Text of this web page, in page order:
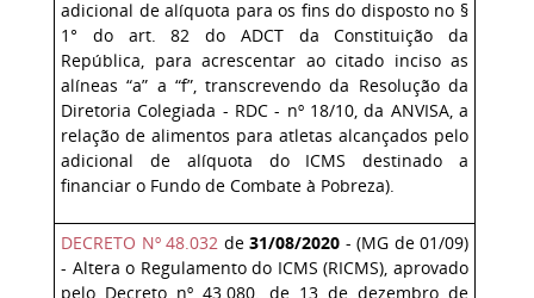
adicional de alíquota para os fins do disposto no §
1° do art. 82 do ADCT da Constituição da
República, para acrescentar ao citado inciso as
alíneas “a” a “f”, transcrevendo da Resolução da
Diretoria Colegiada - RDC - nº 18/10, da ANVISA, a
relação de alimentos para atletas alcançados pelo
adicional de alíquota do ICMS destinado a
financiar o Fundo de Combate à Pobreza).
DECRETO Nº 48.032 de 31/08/2020 - (MG de 01/09)
- Altera o Regulamento do ICMS (RICMS), aprovado
pelo Decreto nº 43.080, de 13 de dezembro de